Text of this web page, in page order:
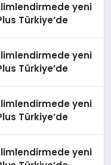
yeni
Türkiye’de
yeni
Türkiye’de
yeni
Türkiye’de
yeni